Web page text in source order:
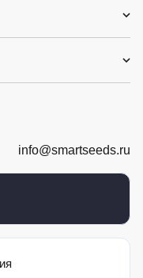
info@smartseeds.ru